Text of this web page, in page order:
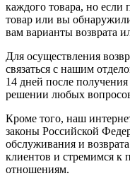
каждого товара, но
товар или вы
вам варианты возврата
Для осуществления
связаться с нашим
14 дней после
решении любых
Кроме того, наш
законы Российской
обслуживания и
клиентов и стремимся
отношениям.